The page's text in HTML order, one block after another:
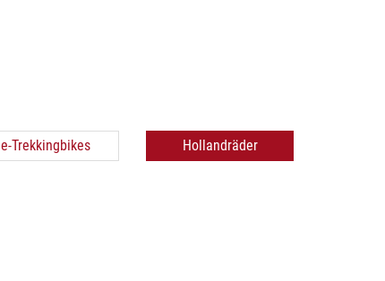
e-Trekkingbikes Hollandräder